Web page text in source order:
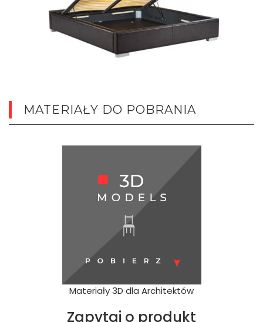
MATERIAŁY DO POBRANIA
Materiały 3D dla Architektów
Zapytaj o produkt